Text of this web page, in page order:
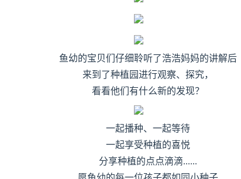
鱼幼的宝贝们仔细聆听了浩浩妈妈的讲解后
来到了种植园进行观察、探究，
看看他们有什么新的发现？
一起播种、一起等待
一起享受种植的喜悦
分享种植的点点滴滴......